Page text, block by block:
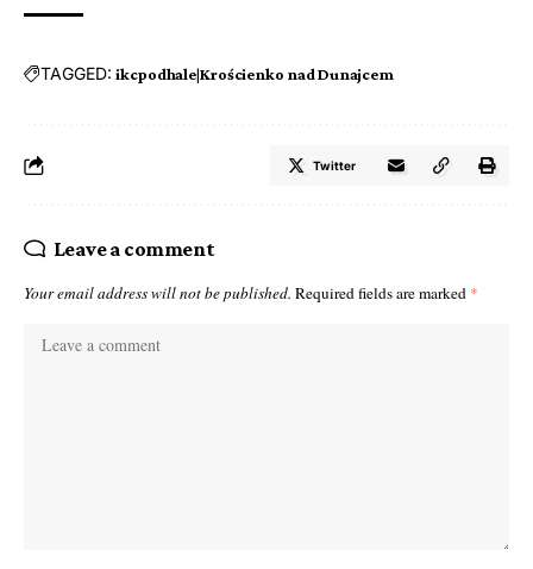
TAGGED: ikcpodhale|Krościenko nad Dunajcem
Twitter
Leave a comment
Your email address will not be published. Required fields are marked *